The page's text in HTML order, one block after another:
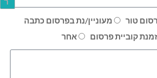
טור
מעוניין/נת בפרסום כתבה
קוביית פרסום
אחר